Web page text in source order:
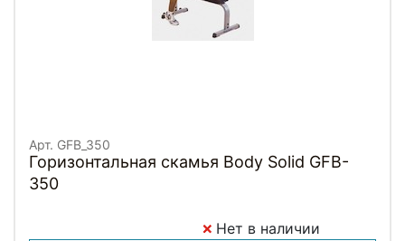
Арт. GFB_350
Горизонтальная скамья Body Solid GFB-
350
Нет в наличии